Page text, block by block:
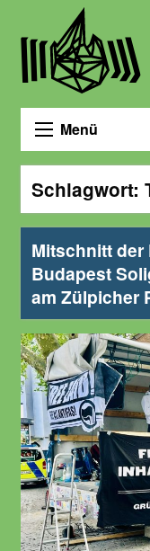
Menü
Schlagwort:
Mitschnitt
Budapest
am Zülpicher